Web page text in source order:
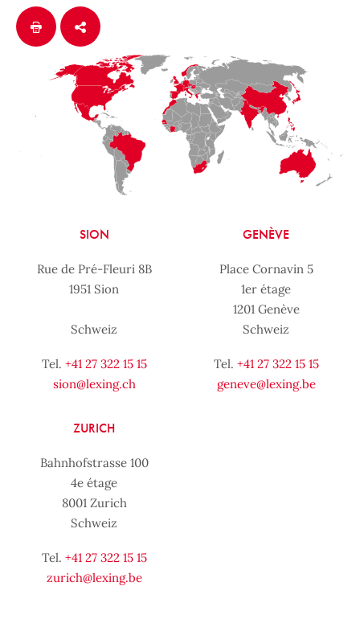
SION
Rue de Pré-Fleuri 8B
1951 Sion
Schweiz
Tel. +41 27 322 15 15
sion@lexing.ch
GENÈVE
Place Cornavin 5
1er étage
1201 Genève
Schweiz
Tel. +41 27 322 15 15
geneve@lexing.be
ZURICH
Bahnhofstrasse 100
4e étage
8001 Zurich
Schweiz
Tel. +41 27 322 15 15
zurich@lexing.be